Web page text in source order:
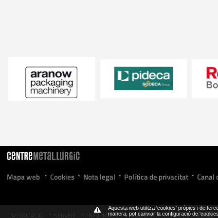
Aquesta web utilitza 'cookies' pròpies i de
manera, pot canviar la configuració de
Mapa web* Cookies* Nota legal * Política de privacitat* Canal
L'ASSOCIACIÓ * SERVEIS * INFORMACIÓ*ACORDS*BORSA DE TREBALL